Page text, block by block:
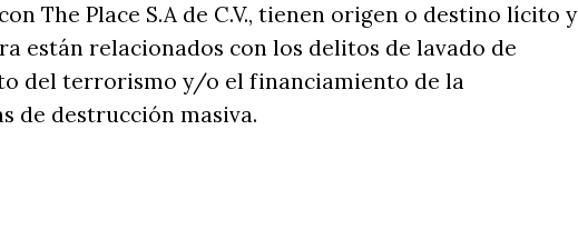
The Place S.A de C.V., tienen origen o destino lícito y
están relacionados con los delitos de lavado de
del terrorismo y/o el financiamiento de la
de destrucción masiva.